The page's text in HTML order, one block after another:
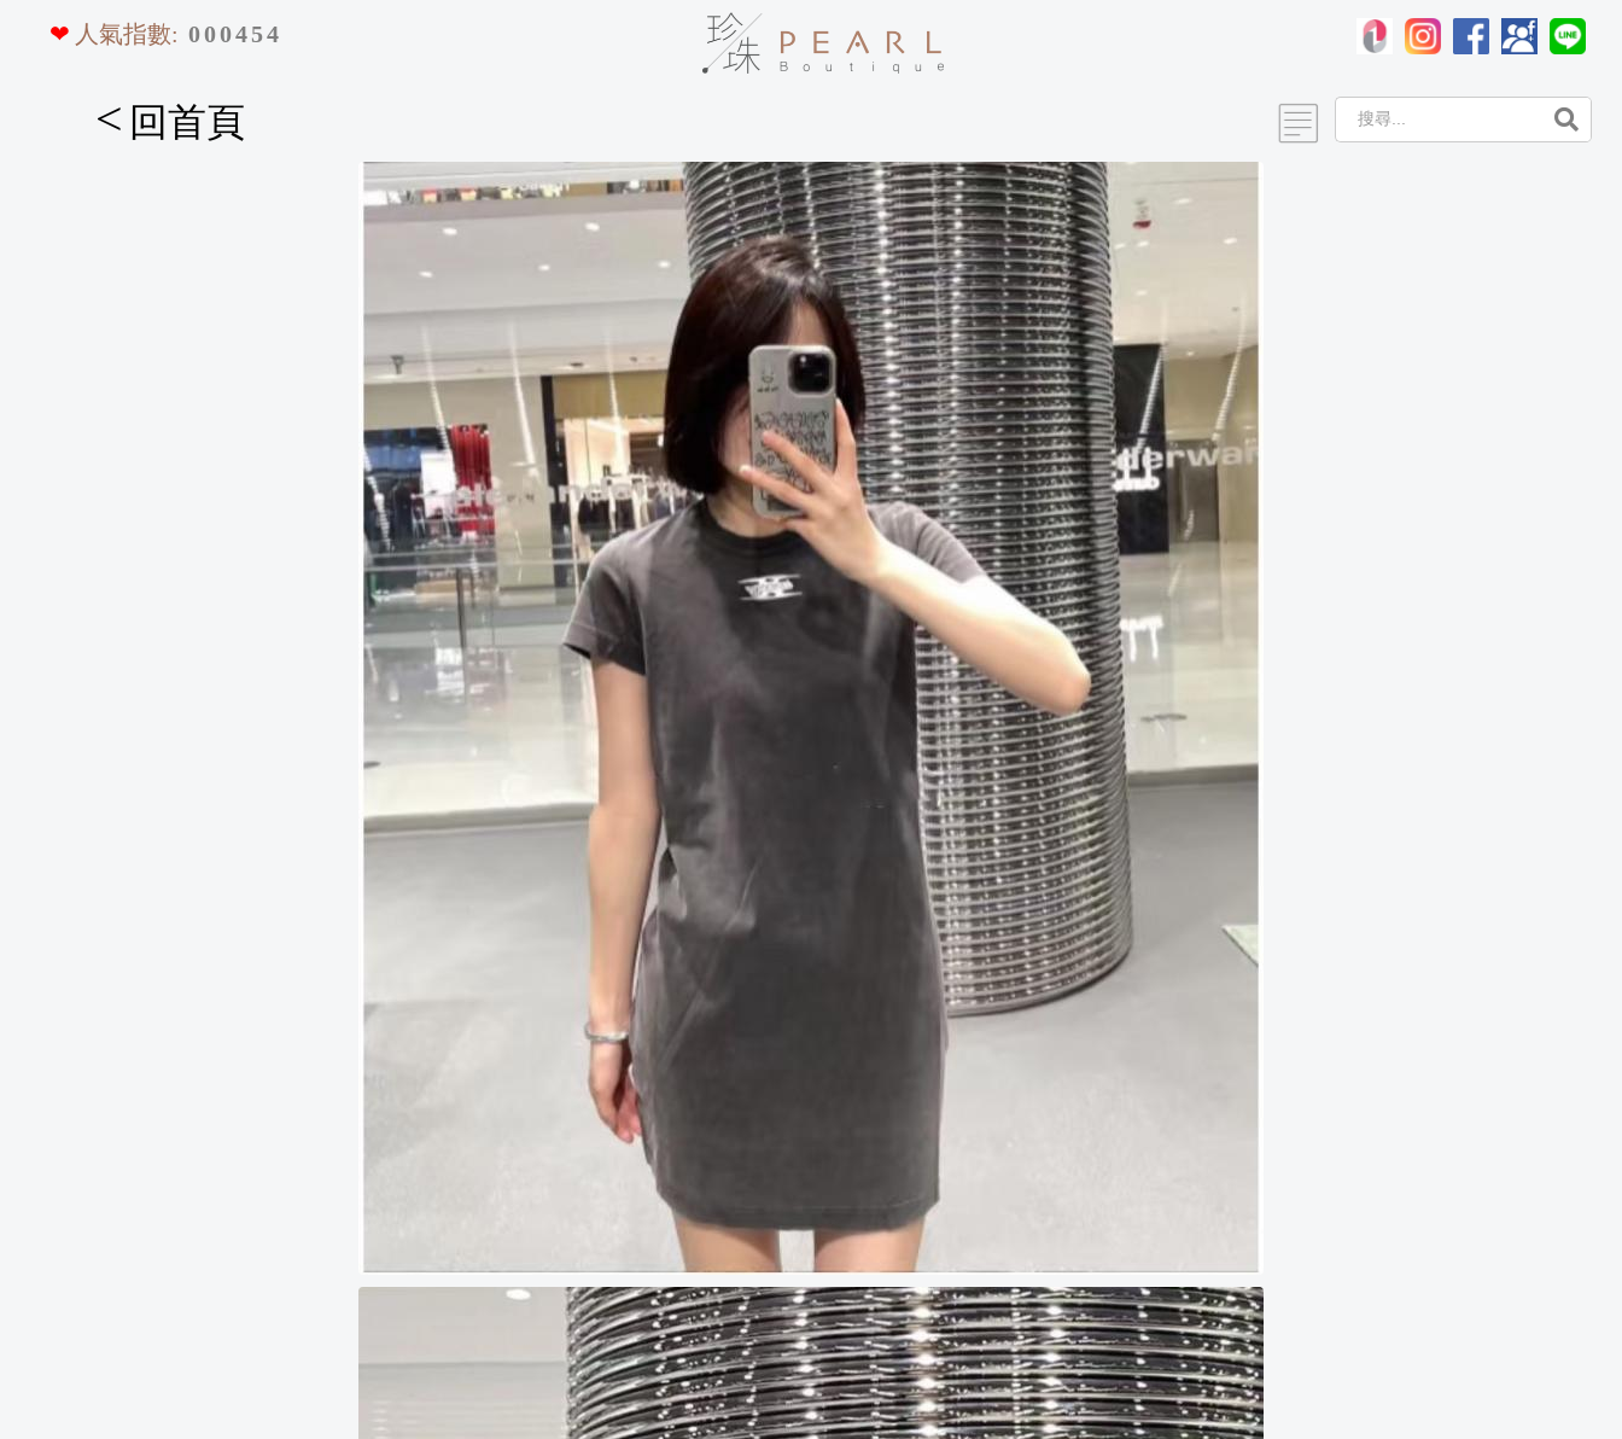
❤ 人氣指數: 000454
< 回首頁